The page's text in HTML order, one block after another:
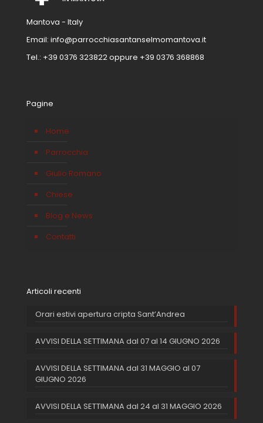
Mantova - Italy
Email: info@parrocchiasantanselmomantova.it
Tel.: +39 0376 323822oppure +39 0376 368868
Pagine
Home
Parrocchia
Giulio Romano
Chiese
Blog e News
Contatti
Articoli recenti
Orari estivi apertura cripta Sant’Andrea
AVVISI DELLA SETTIMANA dal 07 al 14 GIUGNO 2026
AVVISI DELLA SETTIMANA dal 31 MAGGIO al 07
GIUGNO 2026
AVVISI DELLA SETTIMANA dal 24 al 31 MAGGIO 2026